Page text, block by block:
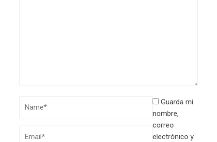
Guarda mi
nombre,
correo
electrónico y